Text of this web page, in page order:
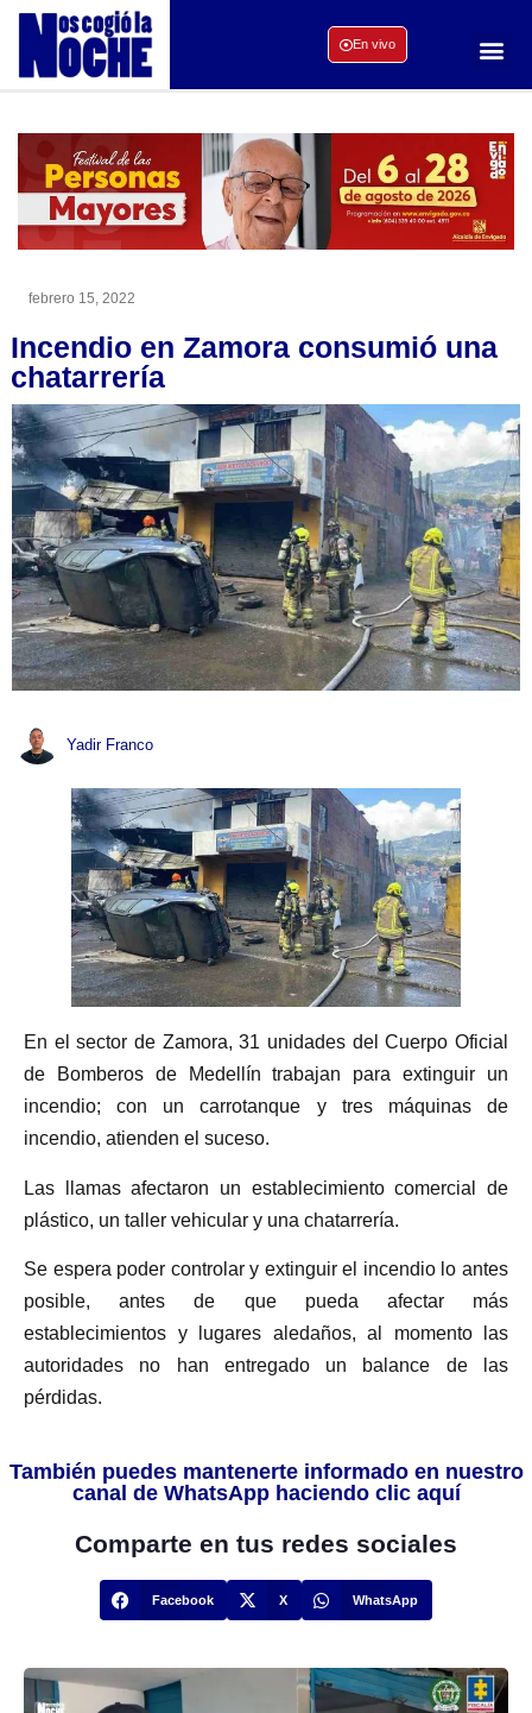
En vivo
febrero 15, 2022
Incendio en Zamora consumió una
chatarrería
Yadir Franco
En el sector de Zamora, 31 unidades del Cuerpo Oficial
de Bomberos de Medellín trabajan para extinguir un
incendio; con un carrotanque y tres máquinas de
incendio, atienden el suceso.
Las llamas afectaron un establecimiento comercial de
plástico, un taller vehicular y una chatarrería.
Se espera poder controlar y extinguir el incendio lo antes
posible, antes de que pueda afectar más
establecimientos y lugares aledaños, al momento las
autoridades no han entregado un balance de las
pérdidas.
También puedes mantenerte informado en nuestro
canal de WhatsApp haciendo clic aquí
Comparte en tus redes sociales
Facebook X WhatsApp